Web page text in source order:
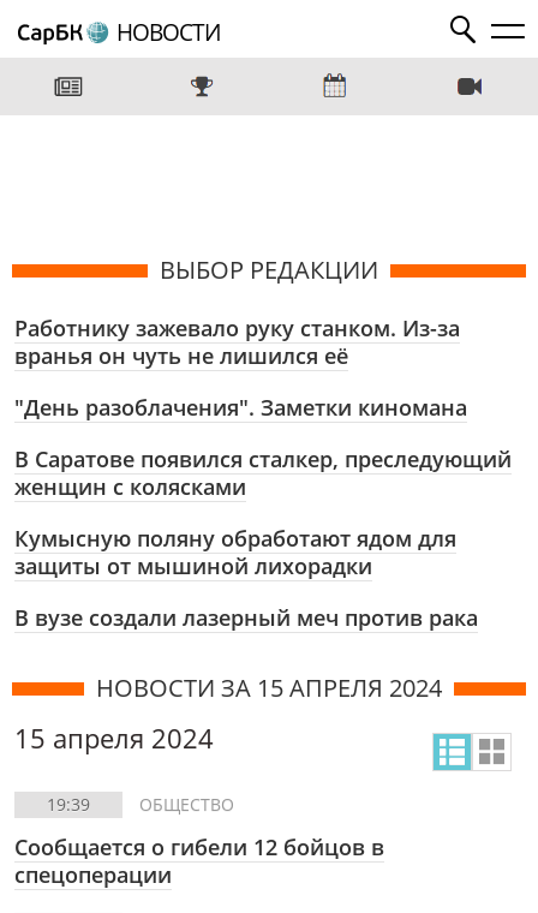
НОВОСТИ
ВЫБОР РЕДАКЦИИ
Работнику зажевало руку станком. Из-за
вранья он чуть не лишился её
"День разоблачения". Заметки киномана
В Саратове появился сталкер, преследующий
женщин с колясками
Кумысную поляну обработают ядом для
защиты от мышиной лихорадки
В вузе создали лазерный меч против рака
НОВОСТИ ЗА 15 АПРЕЛЯ 2024
15 апреля 2024
19:39 ОБЩЕСТВО
Сообщается о гибели 12 бойцов в
спецоперации